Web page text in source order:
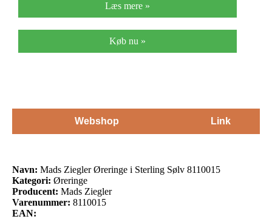
Læs mere »
Køb nu »
Webshop Link
Navn: Mads Ziegler Øreringe i Sterling Sølv 8110015
Kategori: Øreringe
Producent: Mads Ziegler
Varenummer: 8110015
EAN: